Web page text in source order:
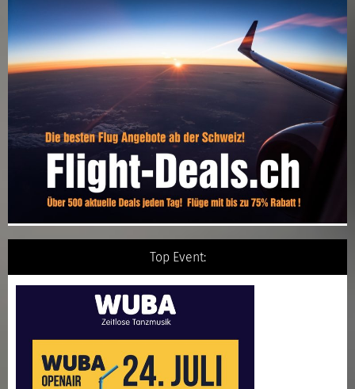
Top Event: